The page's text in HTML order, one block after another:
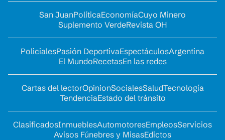
San JuanPolíticaEconomíaCuyo Minero
Suplemento VerdeRevista OH
PolicialesPasión DeportivaEspectáculosArgentina
El MundoRecetasEn las redes
Cartas del lectorOpinionSocialesSaludTecnología
TendenciaEstado del tránsito
ClasificadosInmueblesAutomotoresEmpleosServicios
Avisos Fúnebres y MisasEdictos